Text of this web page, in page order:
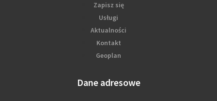
Zapisz się
Usługi
Aktualności
Kontakt
Geoplan
Dane adresowe